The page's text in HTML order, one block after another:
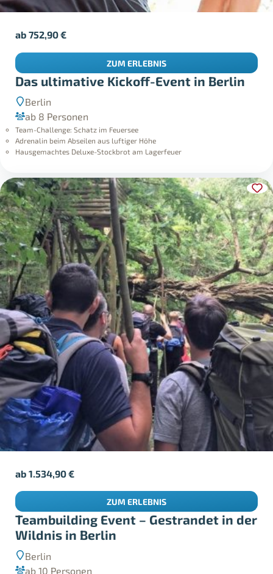
Das ultimative Kickoff-Event in Berlin
Berlin
ab 8 Personen
Team-Challenge: Schatz im Feuersee
Adrenalin beim Abseilen aus luftiger Höhe
Hausgemachtes Deluxe-Stockbrot am Lagerfeuer
ab752,90€
ZUM ERLEBNIS
Teambuilding Event – Gestrandet in der
Wildnis in Berlin
Berlin
ab 10 Personen
ab1.534,90€
ZUM ERLEBNIS